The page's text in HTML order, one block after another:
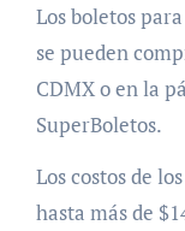
Los boletos
se pueden
CDMX o en la
SuperBoletos.
Los costos de
hasta más de